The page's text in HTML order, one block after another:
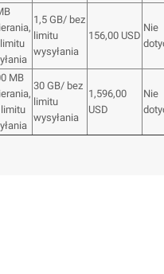
1,5 GB/ bez
limitu
wysyłania
156,00 USD
Nie
MB
limitu
30 GB/ bez
limitu
wysyłania
1,596,00
USD
Nie